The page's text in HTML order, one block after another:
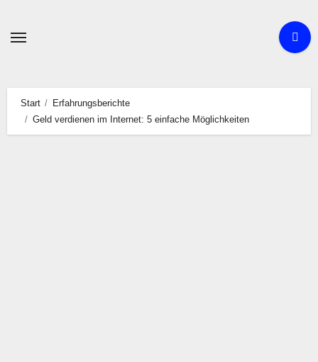
Start
Erfahrungsberichte
Geld verdienen im Internet: 5 einfache Möglichkeiten